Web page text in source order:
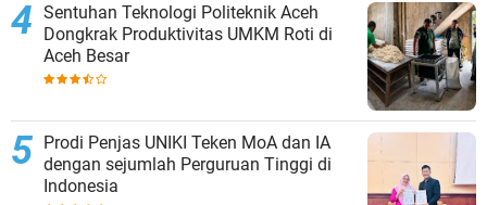
Sentuhan Teknologi Politeknik Aceh
Dongkrak Produktivitas UMKM Roti di
Aceh Besar
Prodi Penjas UNIKI Teken MoA dan IA
dengan sejumlah Perguruan Tinggi di
Indonesia